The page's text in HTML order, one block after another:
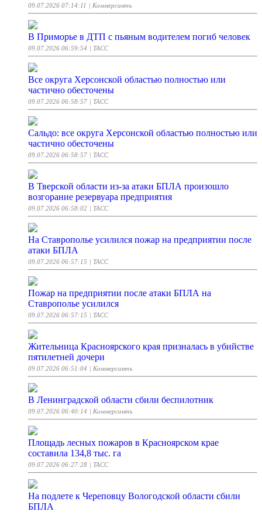
09.07.2026 07:14:11 | Коммерсантъ
В Приморье в ДТП с пьяным водителем погиб человек
09.07.2026 06:59:54 | ТАСС
Все округа Херсонской областью полностью или
частично обесточены
09.07.2026 06:58:57 | ТАСС
Сальдо: все округа Херсонской областью полностью или
частично обесточены
09.07.2026 06:58:57 | ТАСС
В Тверской области из-за атаки БПЛА произошло
возгорание резервуара предприятия
09.07.2026 06:58:02 | ТАСС
На Ставрополье усилился пожар на предприятии после
атаки БПЛА
09.07.2026 06:57:15 | ТАСС
Пожар на предприятии после атаки БПЛА на
Ставрополье усилился
09.07.2026 06:57:15 | ТАСС
Жительница Красноярского края призналась в убийстве
пятилетней дочери
09.07.2026 06:51:04 | Коммерсантъ
В Ленинградской области сбили беспилотник
09.07.2026 06:40:14 | Коммерсантъ
Площадь лесных пожаров в Красноярском крае
составила 134,8 тыс. га
09.07.2026 06:27:28 | ТАСС
На подлете к Череповцу Вологодской области сбили
БПЛА